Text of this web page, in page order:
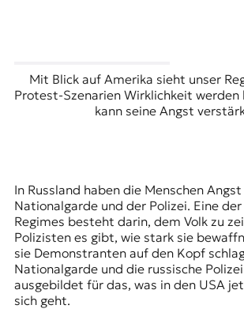
Mit Blick auf Amerika sieht unser
Protest-Szenarien Wirklichkeit werden
kann seine Angst
In Russland haben die Menschen
Nationalgarde und der Polizei. Eine
Regimes besteht darin, dem Volk zu
Polizisten es gibt, wie stark sie
sie Demonstranten auf den Kopf
Nationalgarde und die russische
ausgebildet für das, was in den USA
sich geht.